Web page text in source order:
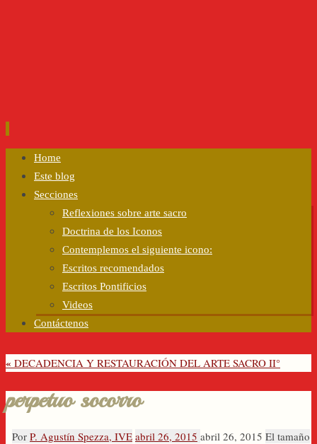
contenido
Home
Este blog
Secciones
Reflexiones sobre arte sacro
Doctrina de los Iconos
Contemplemos el siguiente icono:
Escritos recomendados
Escritos Pontificios
Videos
Contáctenos
« DECADENCIA Y RESTAURACIÓN DEL ARTE SACRO II°
perpetuo socorro
Por P. Agustín Spezza, IVE abril 26, 2015 abril 26, 2015 El tamaño